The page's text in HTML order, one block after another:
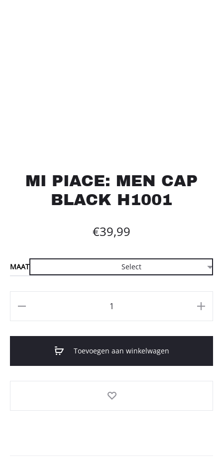
MI PIACE: MEN CAP
BLACK H1001
€39,99
MAAT
Toevoegen aan winkelwagen